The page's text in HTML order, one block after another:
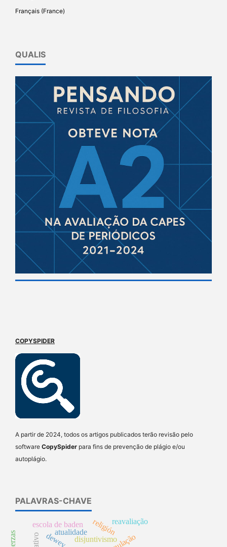
Français (France)
QUALIS
COPYSPIDER
A partir de 2024, todos os artigos publicados terão revisão pelo
software CopySpider para fins de prevenção de plágio e/ou
autoplágio.
PALAVRAS-CHAVE
disjuntivismo
religión
dewey
escola de baden reavaliação
atualidade